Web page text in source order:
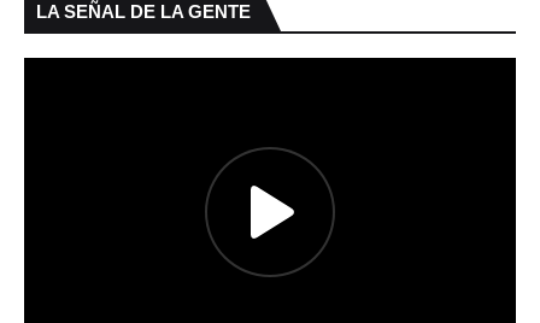
LA SEÑAL DE LA GENTE